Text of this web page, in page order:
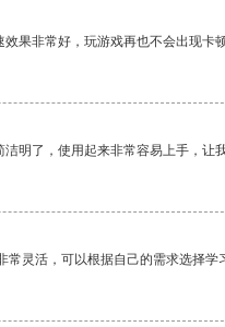
果非常好，玩游戏再也不会出现卡
明了，使用起来非常容易上手，让
常灵活，可以根据自己的需求选择学